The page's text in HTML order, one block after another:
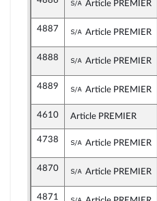
Sous-
Article PREMIER
4887 Sous-
Article PREMIER
4888 Sous-
Article PREMIER
4889 Sous-
Article PREMIER
4610 Article PREMIER
4738 Sous-
Article PREMIER
4870 Sous-
Article PREMIER
4871